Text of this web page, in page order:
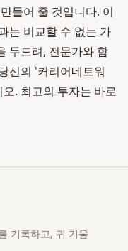
들어 줄 것입니다. 이
는 비교할 수 없는 가
두드려, 전문가와 함
신의 '커리어네트워
. 최고의 투자는 바로
기록하고, 귀 기울